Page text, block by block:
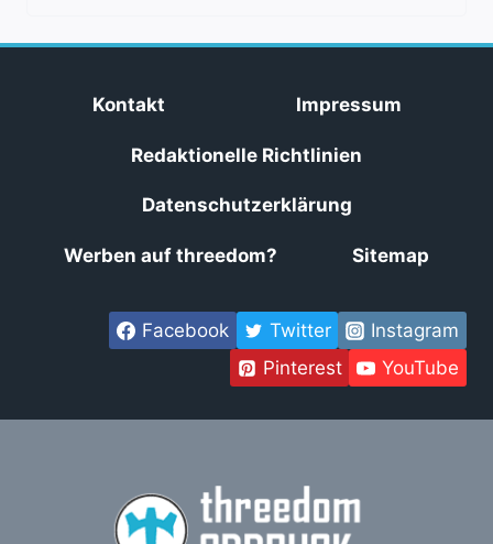
Kontakt Impressum
Redaktionelle Richtlinien
Datenschutzerklärung
Werben auf threedom? Sitemap
Facebook Twitter
Instagram
Pinterest
YouTube